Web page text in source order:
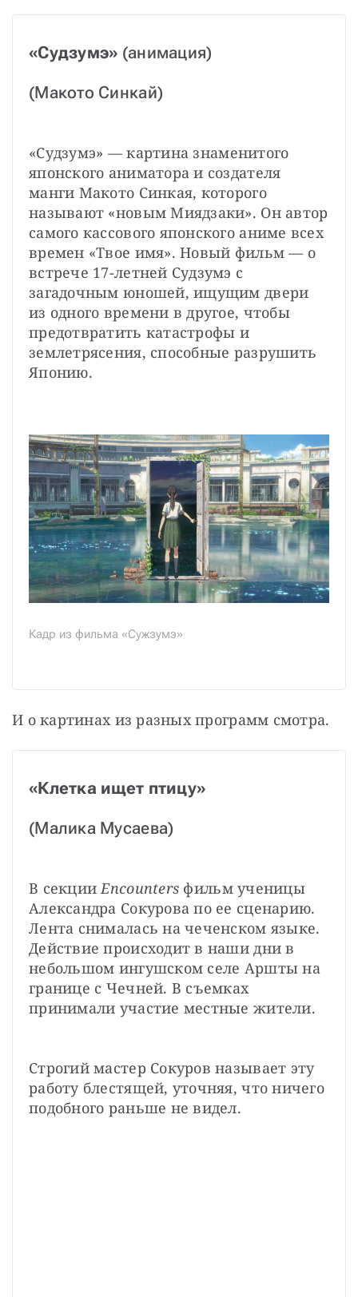
«Судзумэ» (анимация)
(Макото Синкай)
«Судзумэ» — картина знаменитого
японского аниматора и создателя
манги Макото Синкая, которого
называют «новым Миядзаки». Он автор
самого кассового японского аниме всех
времен «Твое имя». Новый фильм — о
встрече 17-летней Судзумэ с
загадочным юношей, ищущим двери
из одного времени в другое, чтобы
предотвратить катастрофы и
землетрясения, способные разрушить
Японию.
Кадр из фильма «Сужзумэ»
И о картинах из разных программ смотра.
«Клетка ищет птицу»
(Малика Мусаева)
В секции Encounters фильм ученицы
Александра Сокурова по ее сценарию.
Лента снималась на чеченском языке.
Действие происходит в наши дни в
небольшом ингушском селе Аршты на
границе с Чечней. В съемках
принимали участие местные жители.
Строгий мастер Сокуров называет эту
работу блестящей, уточняя, что ничего
подобного раньше не видел.